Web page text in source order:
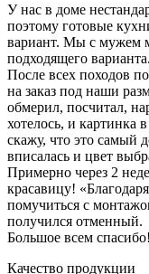
У нас в доме
поэтому готовые
вариант. Мы с мужем
подходящего варианта.
После всех походов
на заказ под наши
обмерил, посчитал,
хотелось, и картинка
скажу, что это самый
вписалась и цвет
Примерно через 2
красавицу!
помучиться с
получился отменный.
Большое всем
Качество продукции